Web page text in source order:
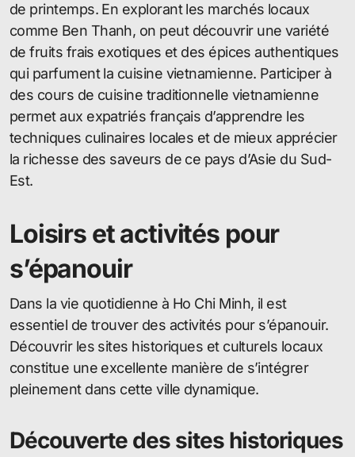
de printemps. En explorant les marchés locaux
comme Ben Thanh, on peut découvrir une variété
de fruits frais exotiques et des épices authentiques
qui parfument la cuisine vietnamienne. Participer à
des cours de cuisine traditionnelle vietnamienne
permet aux expatriés français d’apprendre les
techniques culinaires locales et de mieux apprécier
la richesse des saveurs de ce pays d’Asie du Sud-
Est.
Loisirs et activités pour
s’épanouir
Dans la vie quotidienne à Ho Chi Minh, il est
essentiel de trouver des activités pour s’épanouir.
Découvrir les sites historiques et culturels locaux
constitue une excellente manière de s’intégrer
pleinement dans cette ville dynamique.
Découverte des sites historiques